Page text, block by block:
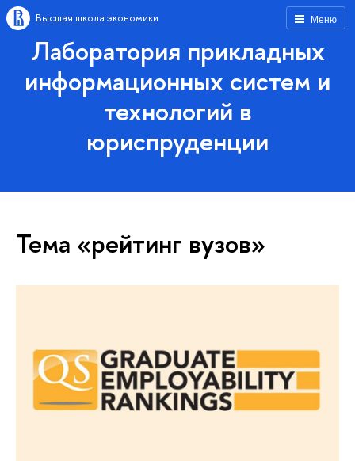
Меню
Высшая школа экономики
Лаборатория прикладных
информационных систем и
технологий в
юриспруденции
Тема «рейтинг вузов»